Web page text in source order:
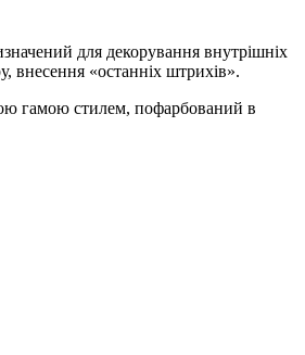
для декорування внутрішніх
внесення «останніх штрихів».
гамою стилем, пофарбований в